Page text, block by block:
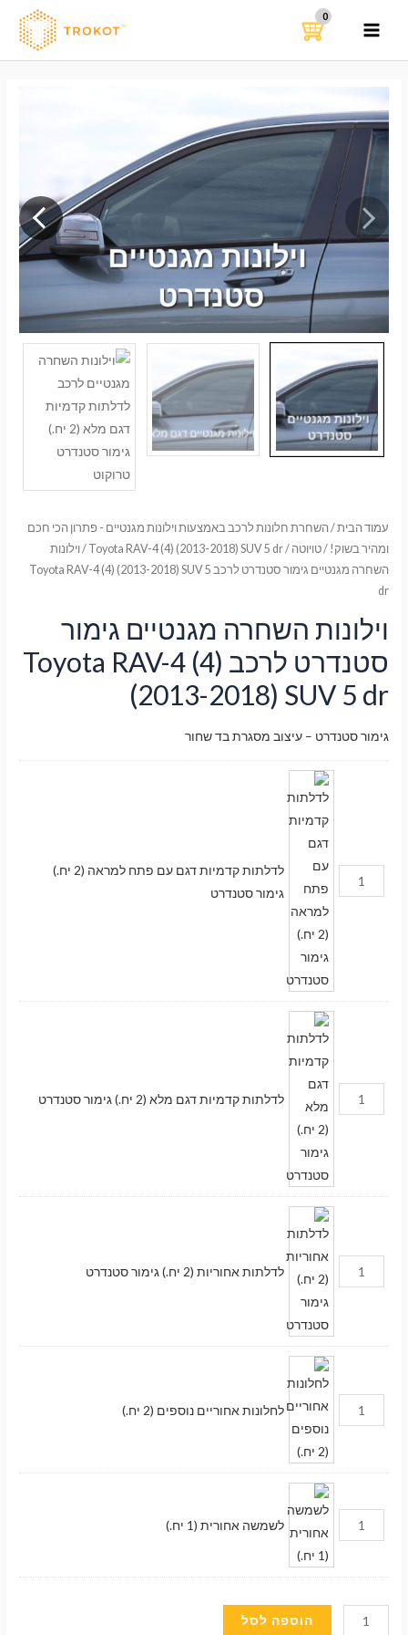
MAIN
עמוד הבית/השחרת חלונות לרכב באמצעות וילונות מגנטיים - פתרון הכי חכם
ומהיר בשוק! /טויוטה /
Toyota RAV-4 (4) (2013-2018) SUV 5 dr / וילונות
השחרה מגנטיים גימור סטנדרט לרכב Toyota RAV-4 (4) (2013-2018) SUV 5
dr
וילונות השחרה מגנטיים גימור
סטנדרט לרכב Toyota RAV-4 (4)
(2013-2018) SUV 5 dr
גימור סטנדרט – עיצוב מסגרת בד שחור
לדלתות קדמיות דגם עם פתח למראה (2 יח.)
גימור סטנדרט
לדלתות קדמיות דגם מלא (2 יח.) גימור סטנדרט
לדלתות אחוריות (2 יח.) גימור סטנדרט
לחלונות אחוריים נוספים (2 יח.)
לשמשה אחורית (1 יח.)
כמות
הוספה לסלמעבר לסל הקניות